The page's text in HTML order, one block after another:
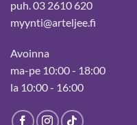
puh. 03 2610 620
myynti@arteljee.fi
Avoinna
ma-pe 10:00 - 18:00
la 10:00 - 16:00